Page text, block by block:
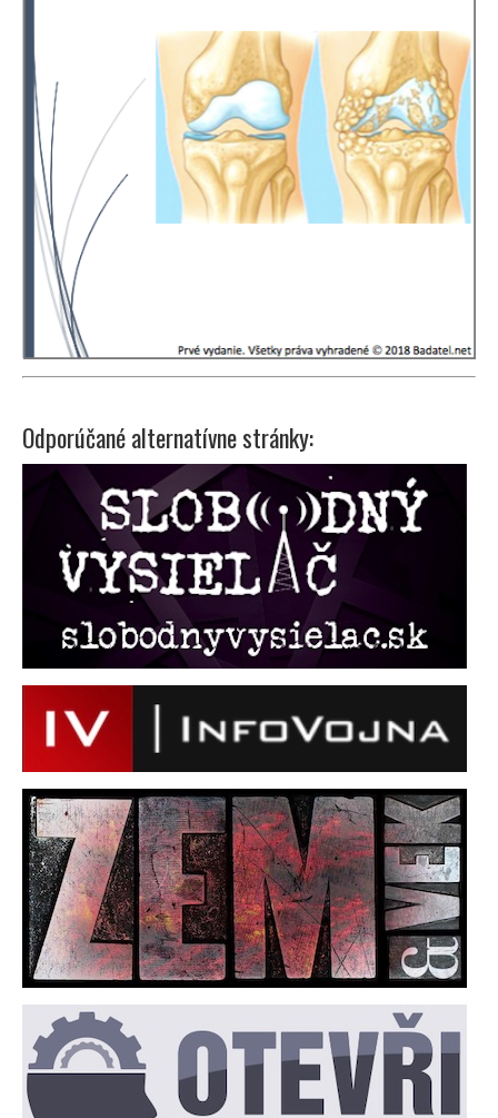
Odporúčané alternatívne stránky: